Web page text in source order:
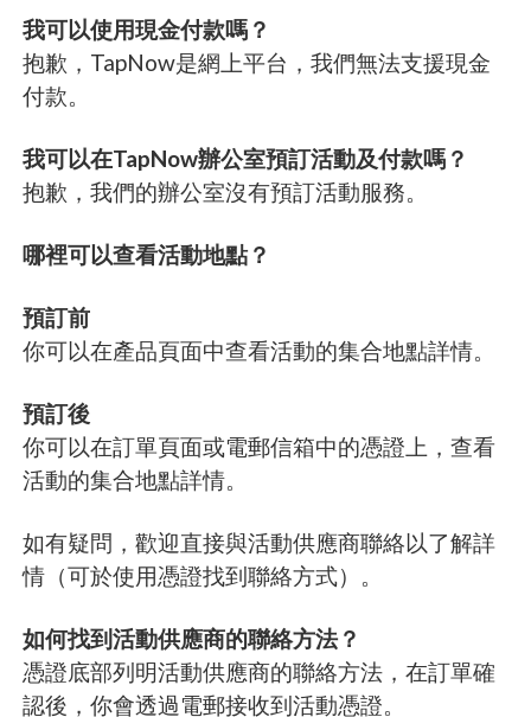
我可以使用現金付款嗎？
抱歉，TapNow是網上平台，我們無法支援現金
付款。
我可以在TapNow辦公室預訂活動及付款嗎？
抱歉，我們的辦公室沒有預訂活動服務。
哪裡可以查看活動地點？
預訂前
你可以在產品頁面中查看活動的集合地點詳情。
預訂後
你可以在訂單頁面或電郵信箱中的憑證上，查看
活動的集合地點詳情。
如有疑問，歡迎直接與活動供應商聯絡以了解詳
情（可於使用憑證找到聯絡方式）。
如何找到活動供應商的聯絡方法？
憑證底部列明活動供應商的聯絡方法，在訂單確
認後，你會透過電郵接收到活動憑證。